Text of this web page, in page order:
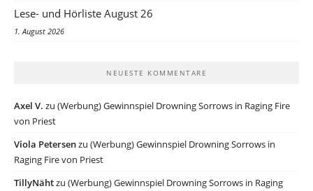
Lese- und Hörliste August 26
1. August 2026
NEUESTE KOMMENTARE
Axel V. zu (Werbung) Gewinnspiel Drowning Sorrows in Raging Fire
von Priest
Viola Petersenzu (Werbung) Gewinnspiel Drowning Sorrows in
Raging Fire von Priest
TillyNähtzu (Werbung) Gewinnspiel Drowning Sorrows in Raging